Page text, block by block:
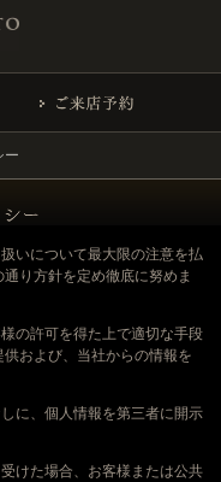
ー
いについて最大限の注意を払
り方針を定め徹底に努めま
の許可を得た上で適切な手段
および、当社からの情報を
に、個人情報を第三者に開示
けた場合、お客様または公共